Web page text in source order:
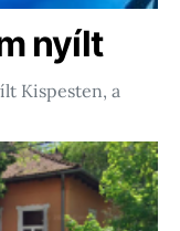
nyílt
Kispesten, a